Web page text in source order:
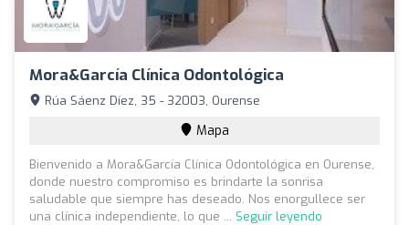
Mora&García Clínica Odontológica
Rúa Sáenz Díez, 35 - 32003, Ourense
Mapa
Bienvenido a Mora&García Clínica Odontológica en Ourense,
donde nuestro compromiso es brindarte la sonrisa
saludable que siempre has deseado. Nos enorgullece ser
una clínica independiente, lo que ... Seguir leyendo